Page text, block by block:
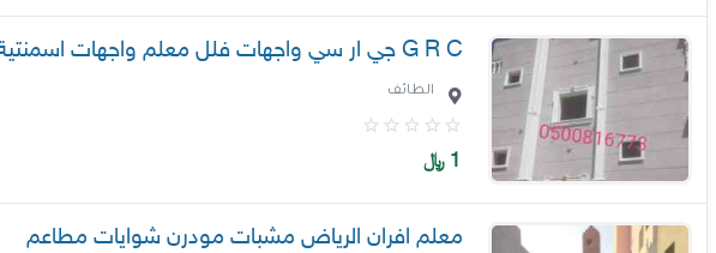
G R C جي ار سي واجهات فلل معلم واجهات اسمنتية
الطائف
1 ﷼
معلم افران الرياض مشبات مودرن شوايات مطاعم